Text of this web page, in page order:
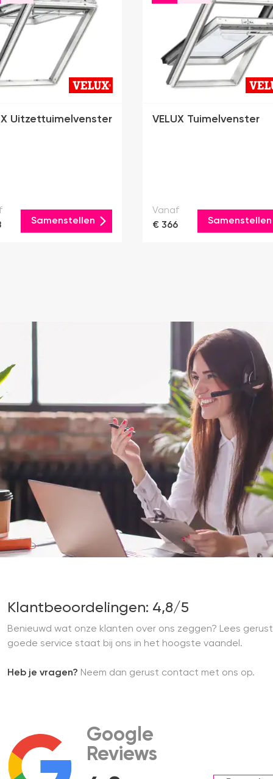
Uitzettuimelvenster
Samenstellen
VELUX Tuimelvenster
Vanaf
€ 366
Samenstellen
Klantbeoordelingen: 4,8/5
Benieuwd wat onze klanten over ons zeggen? Lees
goede service staat bij ons in het hoogste vaandel.
Heb je vragen? Neem dan gerust contact met ons op.
Google
Reviews